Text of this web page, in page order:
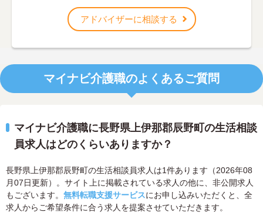
アドバイザーに相談する
マイナビ介護職のよくあるご質問
マイナビ介護職に長野県上伊那郡辰野町の生活相談
員求人はどのくらいありますか？
長野県上伊那郡辰野町の生活相談員求人は1件あります（2026年08
月07日更新）。サイト上に掲載されている求人の他に、非公開求人
もございます。 無料転職支援サービスにお申し込みいただくと、全
求人からご希望条件に合う求人を提案させていただきます。